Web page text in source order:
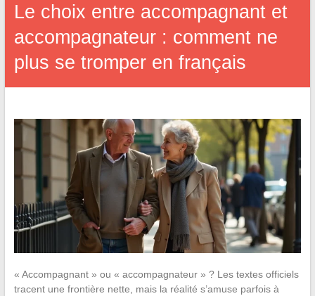
Le choix entre accompagnant et
accompagnateur : comment ne
plus se tromper en français
« Accompagnant » ou « accompagnateur » ? Les textes officiels
tracent une frontière nette, mais la réalité s’amuse parfois à